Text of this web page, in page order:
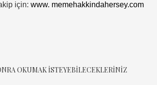
için: www. memehakkindahersey.com
OKUMAK ISTEYEBILECEKLERINIZ